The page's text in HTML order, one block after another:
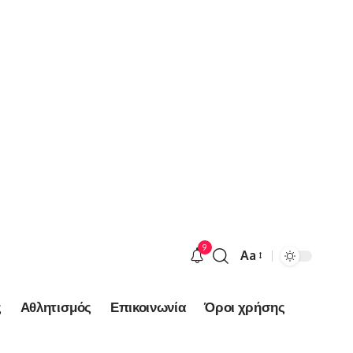
9
Font
Aa
Αθλητισμός Επικοινωνία Όροι χρήσης